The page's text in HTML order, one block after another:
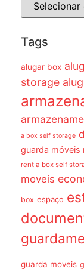
Tags
alugar box
storage
a box self storage
guarda móveis
rent a box self
moveis
box espaço
guarda moveis